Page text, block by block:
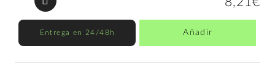
Entrega en 24/48h Añadir